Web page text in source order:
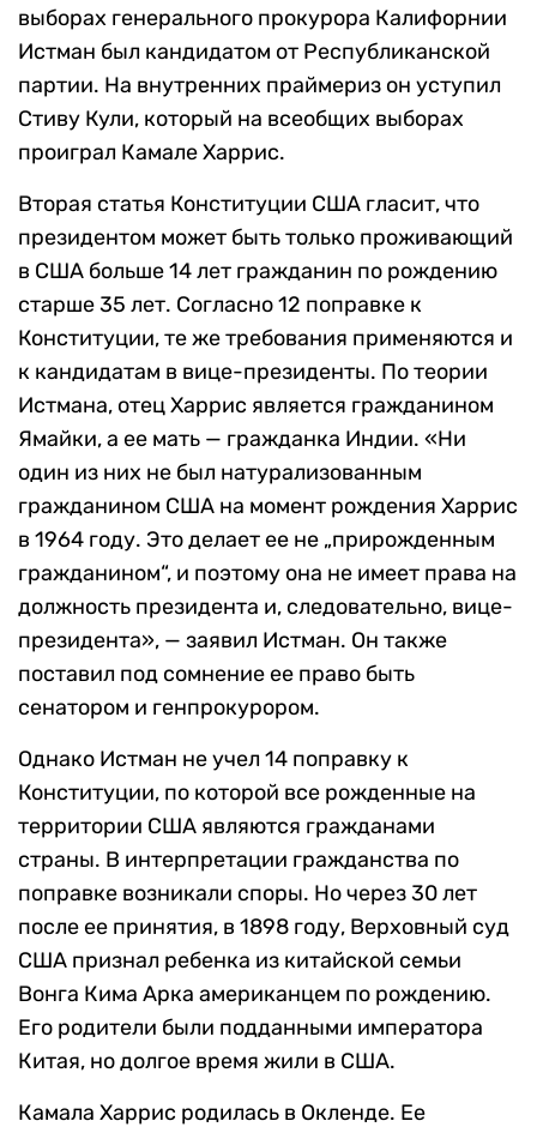
выборах генерального прокурора Калифорнии
Истман был кандидатом от Республиканской
партии. На внутренних праймериз он уступил
Стиву Кули, который на всеобщих выборах
проиграл Камале Харрис.
Вторая статья Конституции США гласит, что
президентом может быть только проживающий
в США больше 14 лет гражданин по рождению
старше 35 лет. Согласно 12 поправке к
Конституции, те же требования применяются и
к кандидатам в вице-президенты. По теории
Истмана, отец Харрис является гражданином
Ямайки, а ее мать — гражданка Индии. «‎Ни
один из них не был натурализованным
гражданином США на момент рождения Харрис
в 1964 году. Это делает ее не „прирожденным
гражданином“, и поэтому она не имеет права на
должность президента и, следовательно, вице-
президента», — заявил Истман. Он также
поставил под сомнение ее право быть
сенатором и генпрокурором.
Однако Истман не учел 14 поправку к
Конституции, по которой все рожденные на
территории США являются гражданами
страны. В интерпретации гражданства по
поправке возникали споры. Но через 30 лет
после ее принятия, в 1898 году, Верховный суд
США признал ребенка из китайской семьи
Вонга Кима Арка американцем по рождению.
Его родители были подданными императора
Китая, но долгое время жили в США.
Камала Харрис родилась в Окленде. Ее